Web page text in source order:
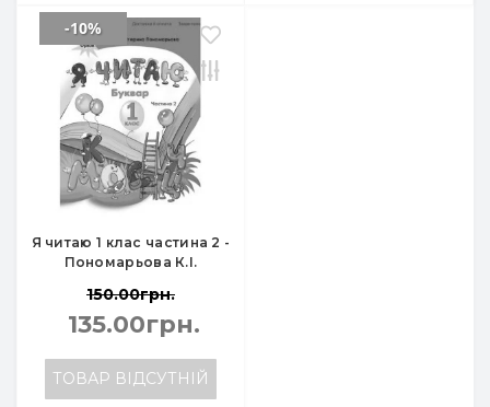
Я читаю 1 клас частина 2 -
Пономарьова К.І.
-10%
150.00грн.
135.00грн.
ТОВАР ВІДСУТНІЙ